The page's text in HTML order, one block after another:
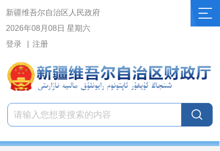
新疆维吾尔自治区人民政府
2026年08月08日 星期六
登录
注册